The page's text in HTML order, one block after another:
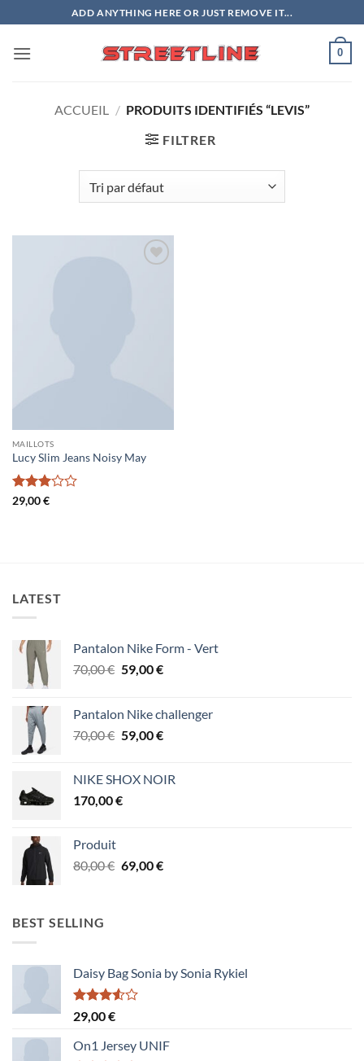
au
contenu
ADD ANYTHING HERE OR JUST REMOVE IT...
0
ACCUEIL / PRODUITS IDENTIFIÉS “LEVIS”
FILTRER
MAILLOTS
Lucy Slim Jeans Noisy May
Note3
29,00€
LATEST
Pantalon Nike Form - Vert
70,00€ Le
était :
70,00 €.
59,00€Le
est :
59,00 €.
Pantalon Nike challenger
70,00€ Le
était :
70,00 €.
59,00€Le
est :
NIKE SHOX NOIR
170,00€
Produit
80,00€ Le
69,00€Le
BEST SELLING
Daisy Bag Sonia by Sonia Rykiel
Note
3.50
5
29,00€
On1 Jersey UNIF